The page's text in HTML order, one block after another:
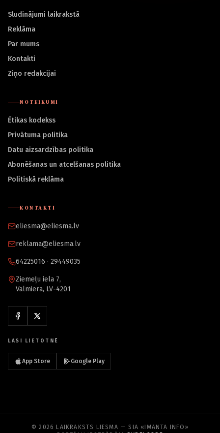
Sludinājumi laikrakstā
Reklāma
Par mums
Kontakti
Ziņo redakcijai
NOTEIKUMI
Ētikas kodekss
Privātuma politika
Datu aizsardzības politika
Abonēšanas un atcelšanas politika
Politiskā reklāma
KONTAKTI
eliesma@eliesma.lv
reklama@eliesma.lv
64225016 · 29449035
Ziemeļu iela 7,
Valmiera, LV-4201
LASI LIETOTNĒ
App Store Google Play
© 2026 LAIKRAKSTS LIESMA — SIA «IMANTA INFO»